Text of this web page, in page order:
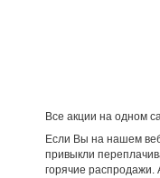
Все акции на одном
Если Вы на нашем
привыкли
горячие